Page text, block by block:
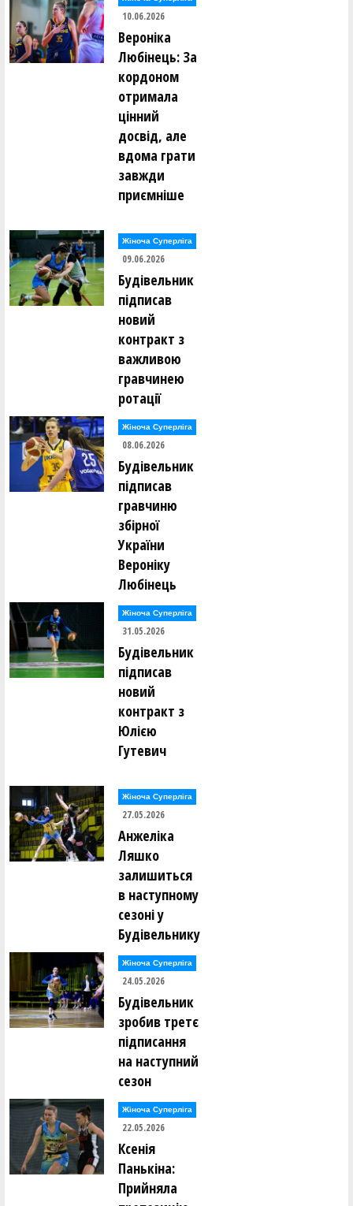
10.06.2026
Вероніка
Любінець: За
кордоном
отримала
цінний
досвід, але
вдома грати
завжди
приємніше
Жіноча Суперліга
09.06.2026
Будівельник
підписав
новий
контракт з
важливою
гравчинею
ротації
Жіноча Суперліга
08.06.2026
Будівельник
підписав
гравчиню
збірної
України
Вероніку
Любінець
Жіноча Суперліга
31.05.2026
Будівельник
підписав
новий
контракт з
Юлією
Гутевич
Жіноча Суперліга
27.05.2026
Анжеліка
Ляшко
залишиться
в наступному
сезоні у
Будівельнику
Жіноча Суперліга
24.05.2026
Будівельник
зробив третє
підписання
на наступний
сезон
Жіноча Суперліга
22.05.2026
Ксенія
Панькіна:
Прийняла